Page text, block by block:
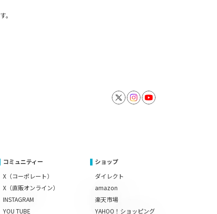
。
コミュニティー
X（コーポレート）
X（直販オンライン）
INSTAGRAM
YOU TUBE
ショップ
ダイレクト
amazon
楽天市場
YAHOO！ショッピング